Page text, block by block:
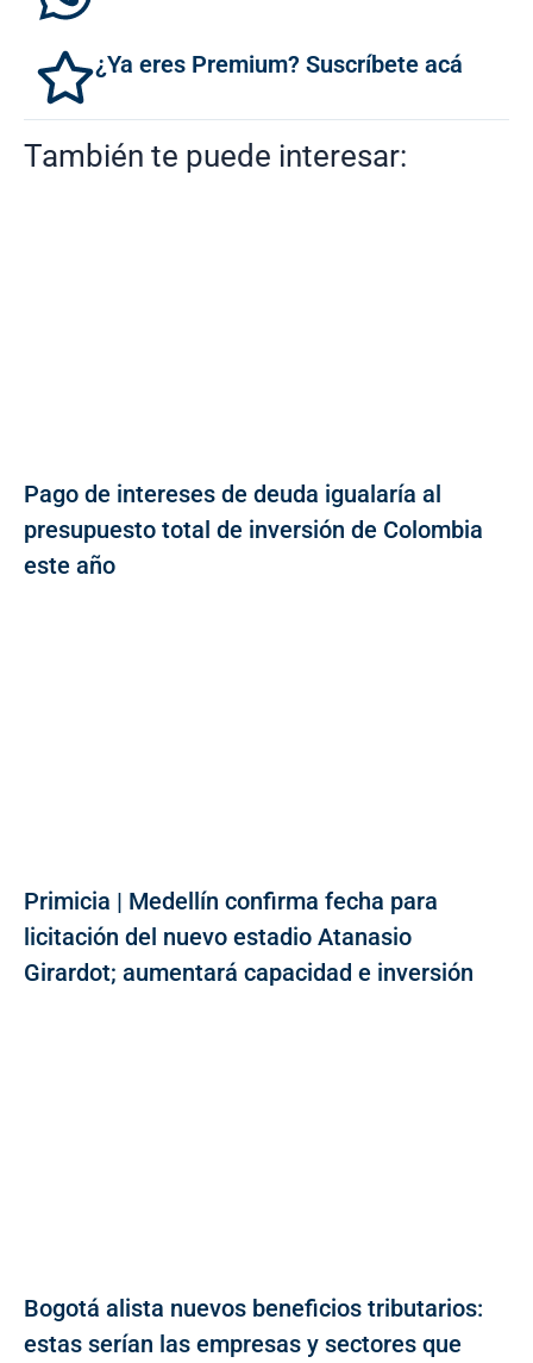
¿Ya eres Premium? Suscríbete acá
También te puede interesar:
Pago de intereses de deuda igualaría al
presupuesto total de inversión de Colombia
este año
Primicia | Medellín confirma fecha para
licitación del nuevo estadio Atanasio
Girardot; aumentará capacidad e inversión
Bogotá alista nuevos beneficios tributarios:
estas serían las empresas y sectores que